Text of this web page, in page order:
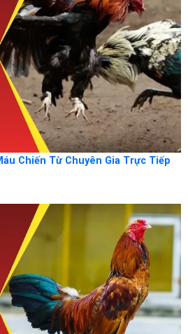
Chiến Từ Chuyên Gia Trực Tiếp